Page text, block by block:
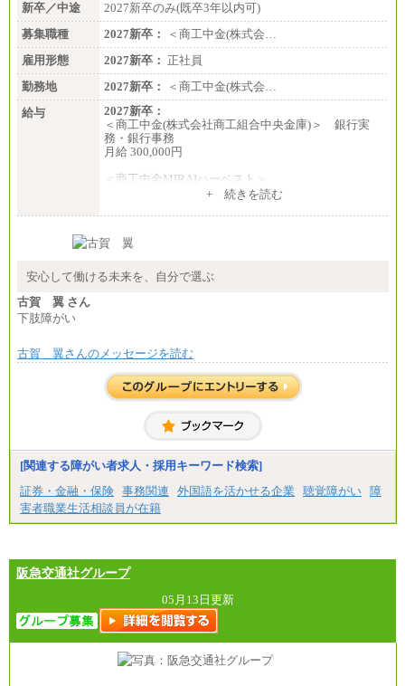
新卒／中途
2027新卒のみ(既卒3年以内可)
募集職種
2027新卒：
＜商工中金(株式会…
雇用形態
2027新卒： 正社員
勤務地
2027新卒：
＜商工中金(株式会…
給与
2027新卒：
＜商工中金(株式会社商工組合中央金庫)＞ 銀行実
務・銀行事務
月給 300,000円
＜商工中金MIRAIハーベスト＞
+ 続きを読む
安心して働ける未来を、自分で選ぶ
古賀 翼 さん
下肢障がい
古賀 翼さんのメッセージを読む
[関連する障がい者求人・採用キーワード検索]
証券・金融・保険 事務関連 外国語を活かせる企業 聴覚障がい 障
害者職業生活相談員が在籍
阪急交通社グループ
05月13日更新